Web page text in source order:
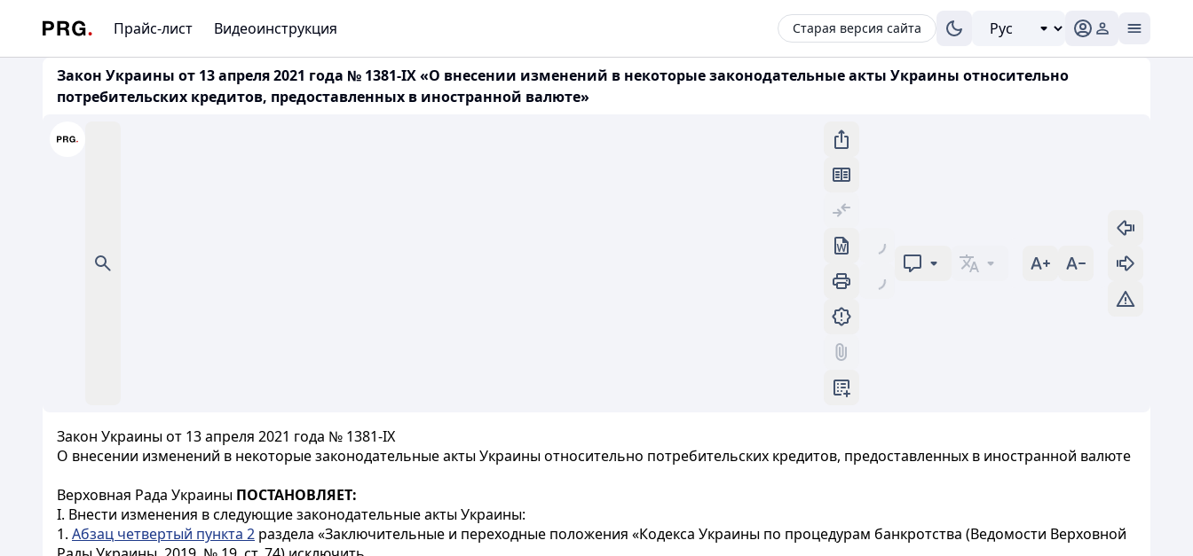
Прайс-лист Видеоинструкция Старая версия сайта
Закон Украины от 13 апреля 2021 года № 1381-IX «О внесении изменений в некоторые законодательные акты Украины относительно
потребительских кредитов, предоставленных в иностранной валюте»
Закон Украины от 13 апреля 2021 года № 1381-IX
О внесении изменений в некоторые законодательные акты Украины относительно потребительских кредитов, предоставленных в иностранной валюте
Верховная Рада Украины ПОСТАНОВЛЯЕТ:
I. Внести изменения в следующие законодательные акты Украины:
1. Абзац четвертый пункта 2 раздела «Заключительные и переходные положения «Кодекса Украины по процедурам банкротства (Ведомости Верховной